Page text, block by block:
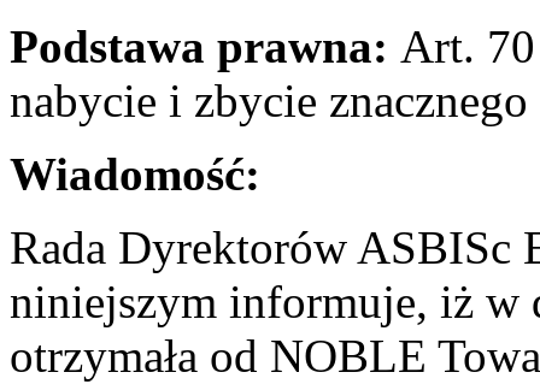
Podstawa prawna: Art.
nabycie i zbycie
Wiadomość:
Rada Dyrektorów ASBISc
niniejszym informuje, iż w
otrzymała od NOBLE